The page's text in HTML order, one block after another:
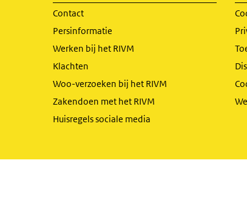
Contact
Persinformatie
Werken bij het RIVM
Klachten
Woo-verzoeken bij het RIVM
Zakendoen met het RIVM
Huisregels sociale media